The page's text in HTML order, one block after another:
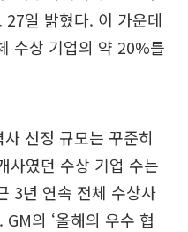
일 밝혔다. 이 가운데
수상 기업의 약 20%를
선정 규모는 꾸준히
사였던 수상 기업 수는
3년 연속 전체 수상사
의 ‘올해의 우수 협